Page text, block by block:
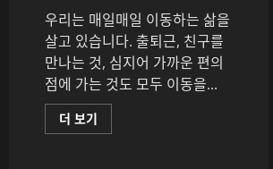
전
략
에
대
해
더
읽
어
기
우리는 매일매일 이동하는 삶을
살고 있습니다. 출퇴근, 친구를
만나는 것, 심지어 가까운 편의
점에 가는 것도 모두 이동을...
더 보기
빌